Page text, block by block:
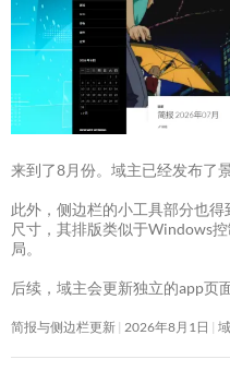
来到了8月份。域主已经发布了
此外，侧边栏的小工具部分也
尺寸，其排版类似于Windows
局。
后续，域主会更新独立的app页
简报与侧边栏更新 2026年8月1日